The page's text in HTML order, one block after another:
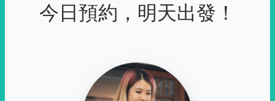
今日預約，明天出發！